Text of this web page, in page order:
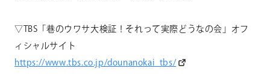
▽TBS「巷のウワサ大検証！それって実際どうなの会」オフ
ィシ ャルサイト
https://www.tbs.co.jp/dounanokai_tbs/